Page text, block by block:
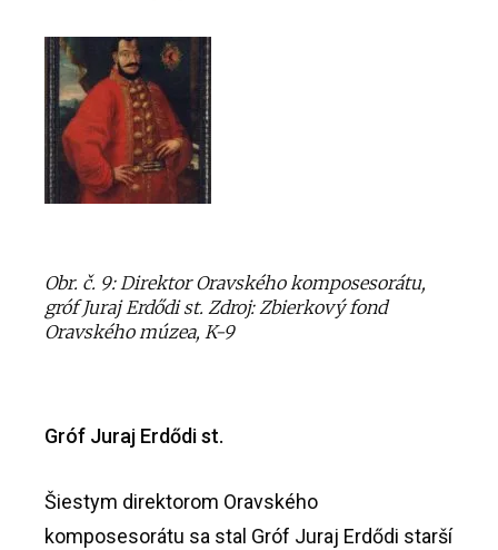
Obr. č. 9: Direktor Oravského komposesorátu,
gróf Juraj Erdődi st. Zdroj: Zbierkový fond
Oravského múzea, K-9
Gróf Juraj Erdődist.
Šiestym direktorom Oravského
komposesorátu sa stal Gróf Juraj Erdődi starší